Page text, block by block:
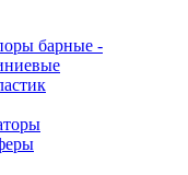
барные -